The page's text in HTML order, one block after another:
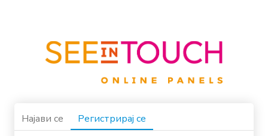
Најави се
Регистрирај се